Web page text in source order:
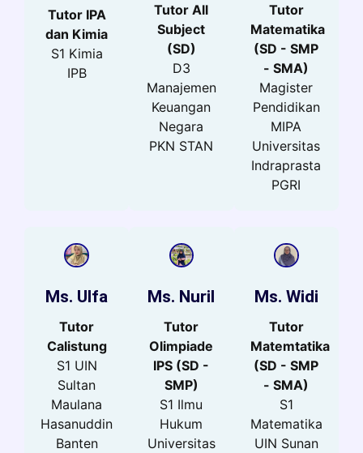
Tutor IPA
dan Kimia
S1 Kimia
IPB
Tutor All
Subject
(SD)
D3
Manajemen
Keuangan
Negara
PKN STAN
Tutor
Matematika
(SD - SMP
- SMA)
Magister
Pendidikan
MIPA
Universitas
Indraprasta
PGRI
Ms. Ulfa
Tutor
Calistung
S1 UIN
Sultan
Maulana
Hasanuddin
Banten
Ms. Nuril
Tutor
Olimpiade
IPS (SD -
SMP)
S1 Ilmu
Hukum
Universitas
Ms. Widi
Tutor
Matemtatika
(SD - SMP
- SMA)
S1
Matematika
UIN Sunan